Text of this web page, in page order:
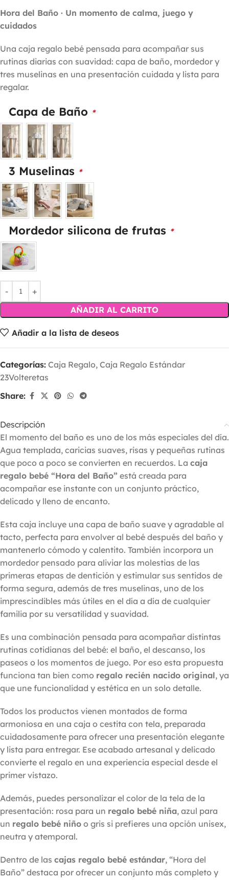
Hora del Baño · Un momento de calma, juego y
cuidados
Una caja regalo bebé pensada para acompañar sus
rutinas diarias con suavidad: capa de baño, mordedor y
tres muselinas en una presentación cuidada y lista para
regalar.
Capa de Baño *
3 Muselinas *
Mordedor silicona de frutas *
AÑADIR AL CARRITO
Añadir a la lista de deseos
Categorías: Caja Regalo, Caja Regalo Estándar
23Volteretas
Share:
Descripción
El momento del baño es uno de los más especiales del día.
Agua templada, caricias suaves, risas y pequeñas rutinas
que poco a poco se convierten en recuerdos. La caja
regalo bebé “Hora del Baño” está creada para
acompañar ese instante con un conjunto práctico,
delicado y lleno de encanto.
Esta caja incluye una capa de baño suave y agradable al
tacto, perfecta para envolver al bebé después del baño y
mantenerlo cómodo y calentito. También incorpora un
mordedor pensado para aliviar las molestias de las
primeras etapas de dentición y estimular sus sentidos de
forma segura, además de tres muselinas, uno de los
imprescindibles más útiles en el día a día de cualquier
familia por su versatilidad y suavidad.
Es una combinación pensada para acompañar distintas
rutinas cotidianas del bebé: el baño, el descanso, los
paseos o los momentos de juego. Por eso esta propuesta
funciona tan bien como regalo recién nacido original, ya
que une funcionalidad y estética en un solo detalle.
Todos los productos vienen montados de forma
armoniosa en una caja o cestita con tela, preparada
cuidadosamente para ofrecer una presentación elegante
y lista para entregar. Ese acabado artesanal y delicado
convierte el regalo en una experiencia especial desde el
primer vistazo.
Además, puedes personalizar el color de la tela de la
presentación: rosa para un regalo bebé niña, azul para
un regalo bebé niño o gris si prefieres una opción unisex,
neutra y atemporal.
Dentro de las cajas regalo bebé estándar, “Hora del
Baño” destaca por ofrecer un conjunto más completo y